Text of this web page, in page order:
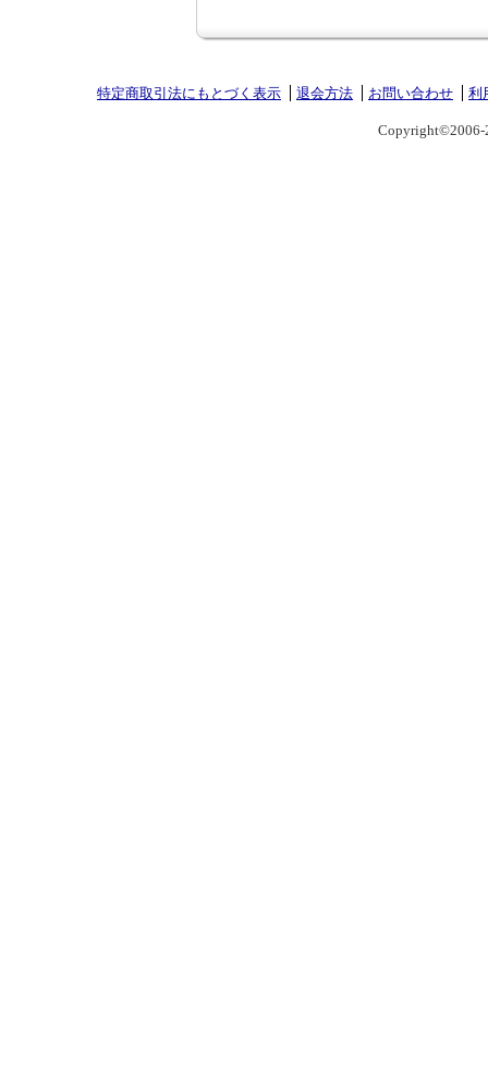
特定商取引法にもとづく表示 退会方法 お問い合わせ 利
Copyright©2006-